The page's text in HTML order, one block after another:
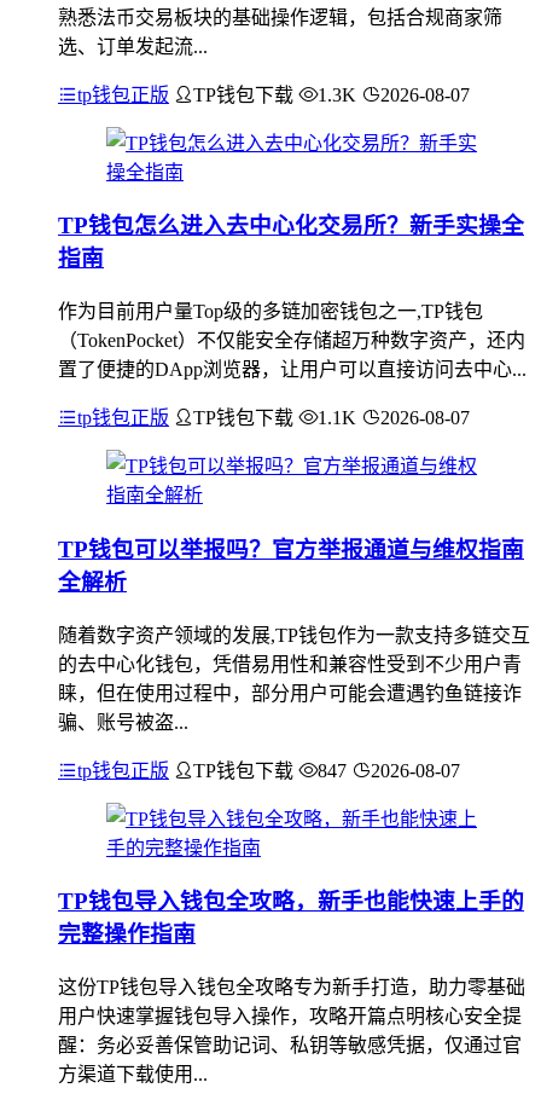
熟悉法币交易板块的基础操作逻辑，包括合规商家筛
选、订单发起流...
tp钱包正版 TP钱包下载 1.3K 2026-08-07
TP钱包怎么进入去中心化交易所？新手实操全
指南
作为目前用户量Top级的多链加密钱包之一,TP钱包
（TokenPocket）不仅能安全存储超万种数字资产，还内
置了便捷的DApp浏览器，让用户可以直接访问去中心...
tp钱包正版 TP钱包下载 1.1K 2026-08-07
TP钱包可以举报吗？官方举报通道与维权指南
全解析
随着数字资产领域的发展,TP钱包作为一款支持多链交互
的去中心化钱包，凭借易用性和兼容性受到不少用户青
睐，但在使用过程中，部分用户可能会遭遇钓鱼链接诈
骗、账号被盗...
tp钱包正版 TP钱包下载 847 2026-08-07
TP钱包导入钱包全攻略，新手也能快速上手的
完整操作指南
这份TP钱包导入钱包全攻略专为新手打造，助力零基础
用户快速掌握钱包导入操作，攻略开篇点明核心安全提
醒：务必妥善保管助记词、私钥等敏感凭据，仅通过官
方渠道下载使用...